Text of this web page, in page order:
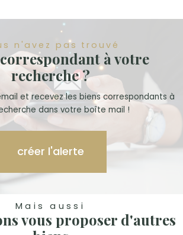
n'avez pas trouvé
à votre
recherche ?
et recevez les biens correspondants à
dans votre boîte mail !
créer l'alerte
Mais aussi
vous proposer d'autres